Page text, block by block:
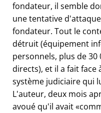
fondateur, il semble
une tentative
fondateur. Tout le
détruit (équipement
personnels, plus de
directs), et il a fait
système judiciaire qui
L'auteur, deux mois
avoué qu'il avait